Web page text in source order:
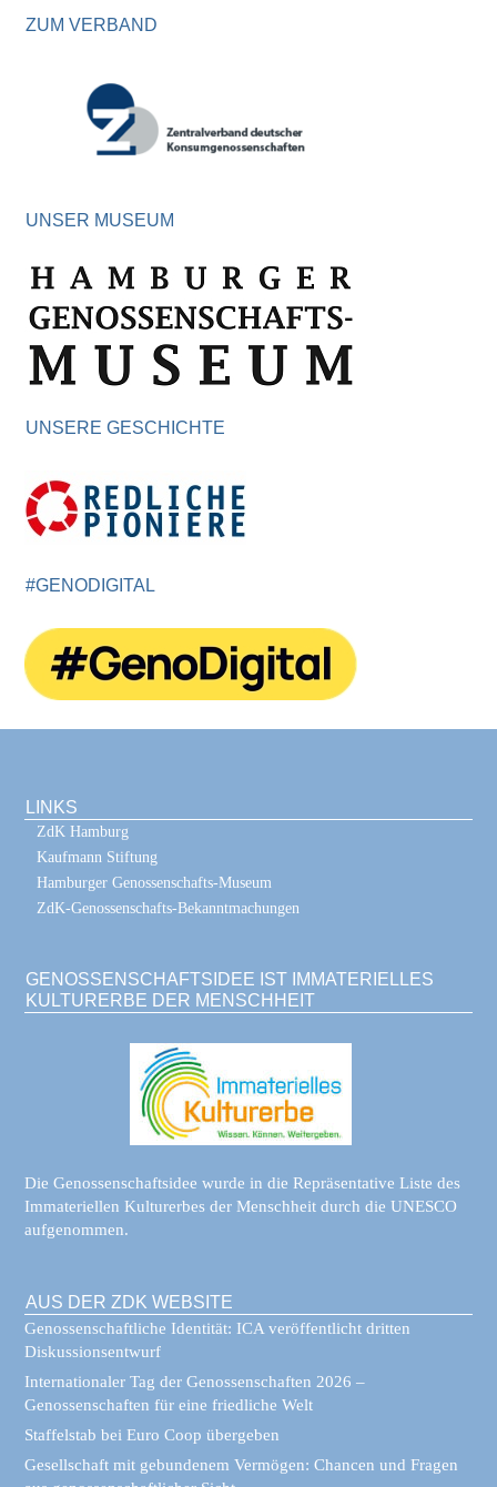
ZUM VERBAND
UNSER MUSEUM
UNSERE GESCHICHTE
#GENODIGITAL
LINKS
ZdK Hamburg
Kaufmann Stiftung
Hamburger Genossenschafts-Museum
ZdK-Genossenschafts-Bekanntmachungen
GENOSSENSCHAFTSIDEE IST IMMATERIELLES
KULTURERBE DER MENSCHHEIT
Die Genossenschaftsidee wurde in die Repräsentative Liste des
Immateriellen Kulturerbes der Menschheit durch die UNESCO
aufgenommen.
AUS DER ZDK WEBSITE
Genossenschaftliche Identität: ICA veröffentlicht dritten
Diskussionsentwurf
Internationaler Tag der Genossenschaften 2026 –
Genossenschaften für eine friedliche Welt
Staffelstab bei Euro Coop übergeben
Gesellschaft mit gebundenem Vermögen: Chancen und Fragen